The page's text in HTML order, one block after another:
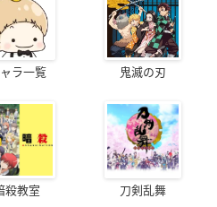
ラ一覧 鬼滅の刃
殺教室 刀剣乱舞